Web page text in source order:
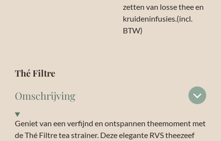
zetten van losse thee en
kruideninfusies.(incl.
BTW)
Thé Filtre
Omschrijving
Geniet van een verfijnd en ontspannen theemoment met
de Thé Filtre tea strainer. Deze elegante RVS theezeef